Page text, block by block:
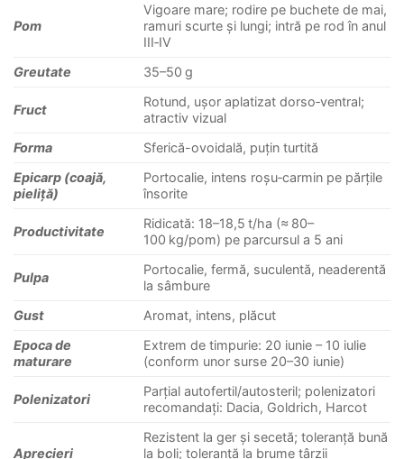
Pom
Vigoare mare; rodire pe buchete de mai,
ramuri scurte și lungi; intră pe rod în anul
III‑IV
Greutate
35–50 g
Fruct
Rotund, ușor aplatizat dorso‑ventral;
atractiv vizual
Forma
Sferică-ovoidală, puțin turtită
Epicarp (coajă,
pieliță)
Portocalie, intens roșu‑carmin pe părțile
însorite
Productivitate
Ridicată: 18–18,5 t/ha (≈ 80–
100 kg/pom) pe parcursul a 5 ani
Pulpa
Portocalie, fermă, suculentă, neaderentă
la sâmbure
Gust
Aromat, intens, plăcut
Epoca de
maturare
Extrem de timpurie: 20 iunie – 10 iulie
(conform unor surse 20–30 iunie)
Polenizatori
Parțial autofertil/autosteril; polenizatori
recomandați: Dacia, Goldrich, Harcot
Aprecieri
Rezistent la ger și secetă; toleranță bună
la boli; toleranță la brume târzii